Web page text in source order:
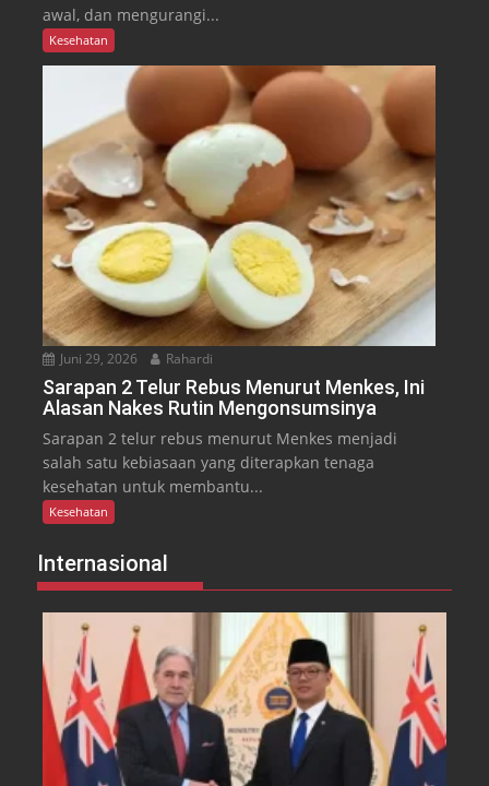
awal, dan mengurangi...
Kesehatan
Juni 29, 2026 Rahardi
Sarapan 2 Telur Rebus Menurut Menkes, Ini
Alasan Nakes Rutin Mengonsumsinya
Sarapan 2 telur rebus menurut Menkes menjadi
salah satu kebiasaan yang diterapkan tenaga
kesehatan untuk membantu...
Kesehatan
Internasional